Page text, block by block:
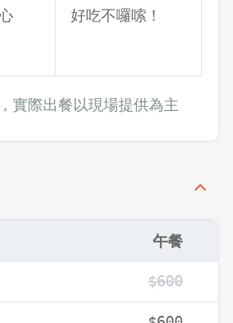
好吃不囉嗦！
實際出餐以現場提供為主
午餐
$600